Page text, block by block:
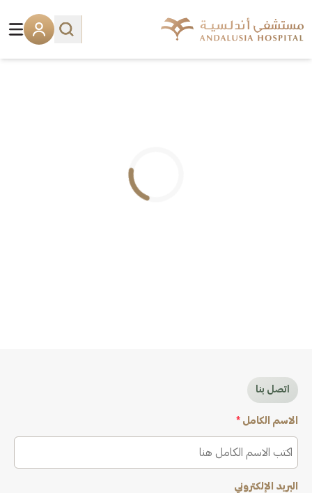
اتصل بنا
الاسم الكامل *
البريد الإلكتروني